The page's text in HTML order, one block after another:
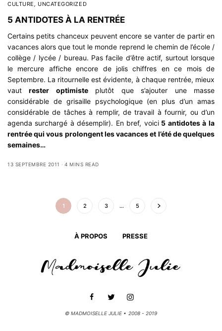
CULTURE, UNCATEGORIZED
5 ANTIDOTES À LA RENTRÉE
Certains petits chanceux peuvent encore se vanter de partir en
vacances alors que tout le monde reprend le chemin de l’école /
collège / lycée / bureau. Pas facile d’être actif, surtout lorsque
le mercure affiche encore de jolis chiffres en ce mois de
Septembre. La ritournelle est évidente, à chaque rentrée, mieux
vautrester optimisteplutôt que s’ajouter une masse
considérable de grisaille psychologique (en plus d’un amas
considérable de tâches à remplir, de travail à fournir, ou d’un
agenda surchargé à désemplir). En bref, voici 5 antidotes à la
rentrée qui vous prolongent les vacances et l’été de quelques
semaines…
13 SEPTEMBRE 2011 4 MINS READ
1 2 3 … 5
À PROPOS PRESSE
© MADMOISELLE JULIE • 2008 - 2019